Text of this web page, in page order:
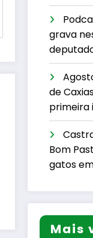
grava
de
primeira
Bom
gatos
Mais